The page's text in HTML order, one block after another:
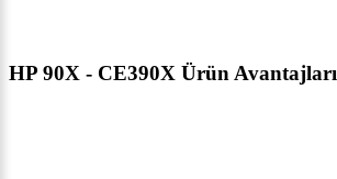
HP 90X - CE390X Ürün Avantajları